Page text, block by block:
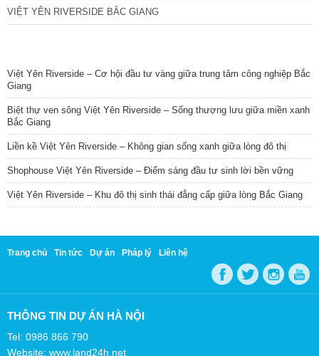
VIỆT YÊN RIVERSIDE BẮC GIANG
Việt Yên Riverside – Cơ hội đầu tư vàng giữa trung tâm công nghiệp Bắc
Giang
Biệt thự ven sông Việt Yên Riverside – Sống thượng lưu giữa miền xanh
Bắc Giang
Liền kề Việt Yên Riverside – Không gian sống xanh giữa lòng đô thị
Shophouse Việt Yên Riverside – Điểm sáng đầu tư sinh lời bền vững
Việt Yên Riverside – Khu đô thị sinh thái đẳng cấp giữa lòng Bắc Giang
Trang chủ Tin tức Dự án Pháp lý Liên hệ
THÔNG TIN DỰ ÁN HÀ NỘI
Tel: 0986 866 790
Website: www.land24h.net